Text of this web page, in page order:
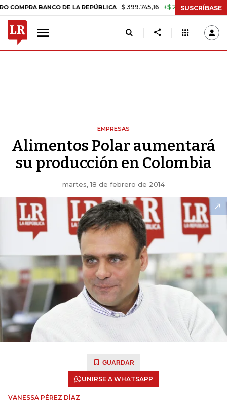
BANCO DE LA REPÚBLICA $ 399.745,16 +$ 2.295,71 +0,58%
SUSCRÍBASE
EMPRESAS
Alimentos Polar aumentará
su producción en Colombia
martes, 18 de febrero de 2014
GUARDAR
UNIRSE A WHATSAPP
VANESSA PÉREZ DÍAZ